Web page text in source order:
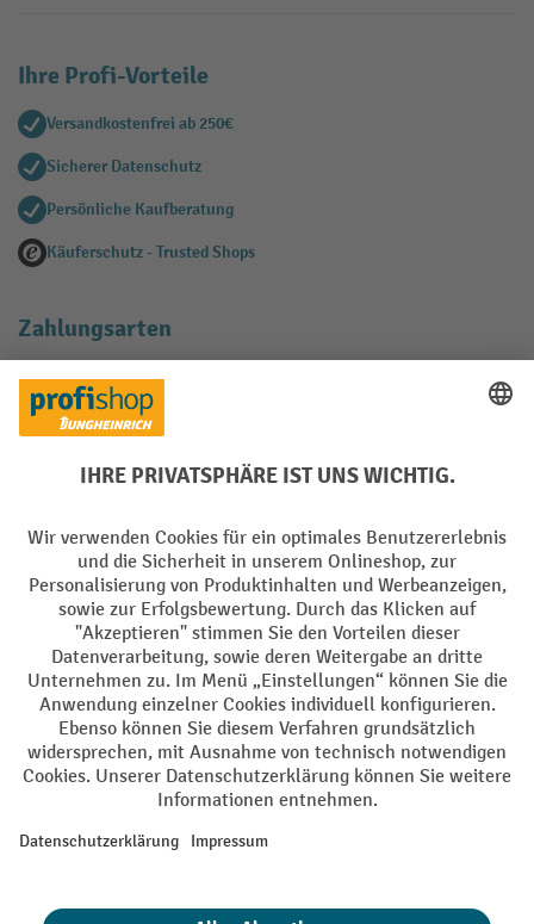
Ihre Profi-Vorteile
Versandkostenfrei ab 250€
Sicherer Datenschutz
Persönliche Kaufberatung
Käuferschutz - Trusted Shops
Zahlungsarten
Creditcard (Master)
Facebook
YouTube
LinkedIn
Instagram
AGB Impressum Datenschutz
Barrierefreiheit Privacy Settings
Alle Preise exkl. gesetzl. Mehrwertsteuer zzgl.Versandkosten und ggf.
Nachnahmegebühren, wenn nicht anders angegeben.
¹ Der Rabatt gilt so lange der Vorrat reicht. Der Rabatt gilt nicht auf